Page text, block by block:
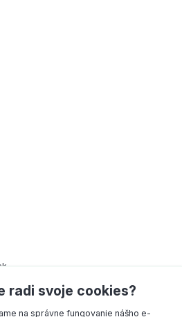
radi svoje cookies?
na správne fungovanie nášho e-